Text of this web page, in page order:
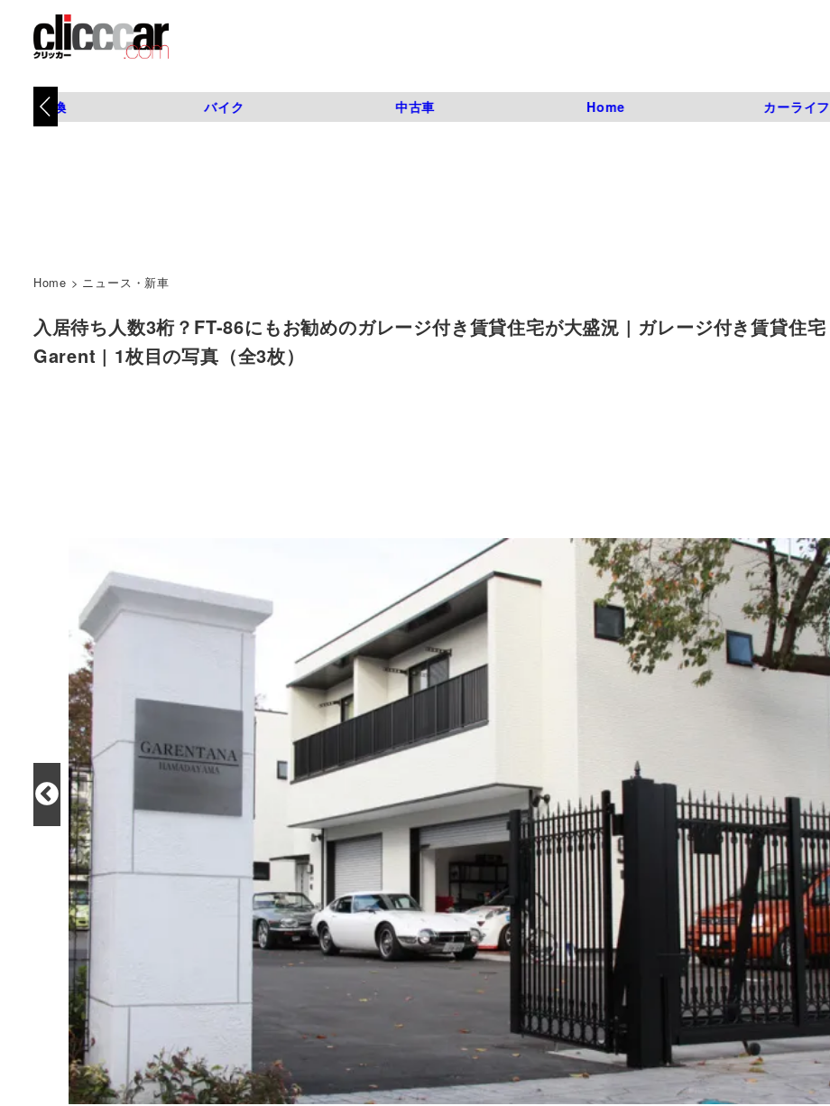
タイヤ交換 バイク 中古車 Home カーライフ
Home > ニュース・新車
入居待ち人数3桁？FT-86にもお勧めのガレージ付き賃貸住宅が大盛況 | ガレージ付き賃貸住宅
Garent | 1枚目の写真（全3枚）